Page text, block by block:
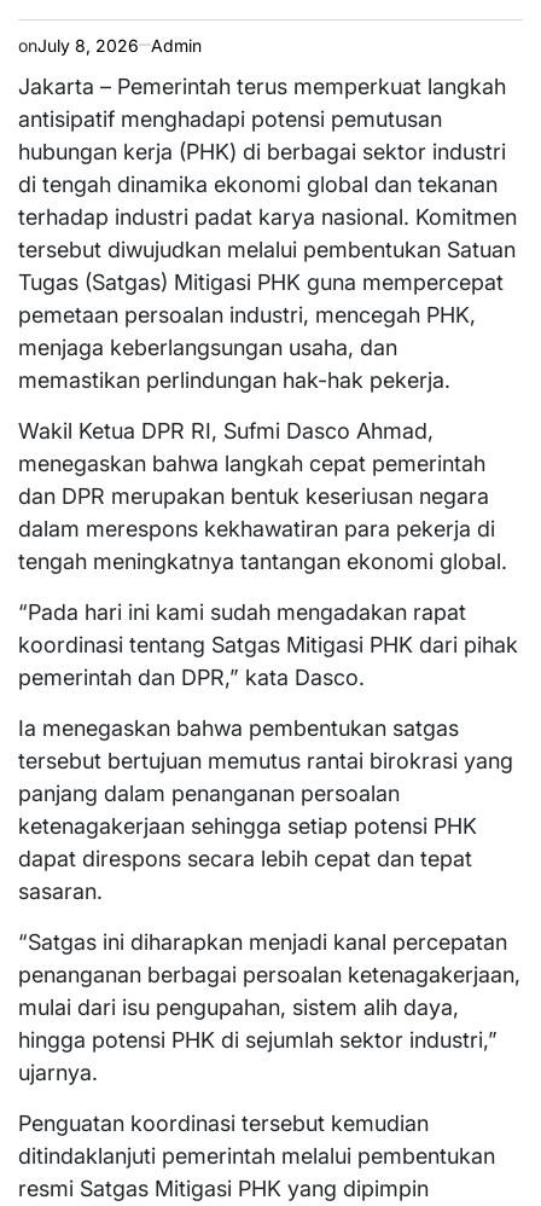
onJuly 8, 2026 Admin
Jakarta – Pemerintah terus memperkuat langkah
antisipatif menghadapi potensi pemutusan
hubungan kerja (PHK) di berbagai sektor industri
di tengah dinamika ekonomi global dan tekanan
terhadap industri padat karya nasional. Komitmen
tersebut diwujudkan melalui pembentukan Satuan
Tugas (Satgas) Mitigasi PHK guna mempercepat
pemetaan persoalan industri, mencegah PHK,
menjaga keberlangsungan usaha, dan
memastikan perlindungan hak-hak pekerja.
Wakil Ketua DPR RI, Sufmi Dasco Ahmad,
menegaskan bahwa langkah cepat pemerintah
dan DPR merupakan bentuk keseriusan negara
dalam merespons kekhawatiran para pekerja di
tengah meningkatnya tantangan ekonomi global.
“Pada hari ini kami sudah mengadakan rapat
koordinasi tentang Satgas Mitigasi PHK dari pihak
pemerintah dan DPR,” kata Dasco.
Ia menegaskan bahwa pembentukan satgas
tersebut bertujuan memutus rantai birokrasi yang
panjang dalam penanganan persoalan
ketenagakerjaan sehingga setiap potensi PHK
dapat direspons secara lebih cepat dan tepat
sasaran.
“Satgas ini diharapkan menjadi kanal percepatan
penanganan berbagai persoalan ketenagakerjaan,
mulai dari isu pengupahan, sistem alih daya,
hingga potensi PHK di sejumlah sektor industri,”
ujarnya.
Penguatan koordinasi tersebut kemudian
ditindaklanjuti pemerintah melalui pembentukan
resmi Satgas Mitigasi PHK yang dipimpin